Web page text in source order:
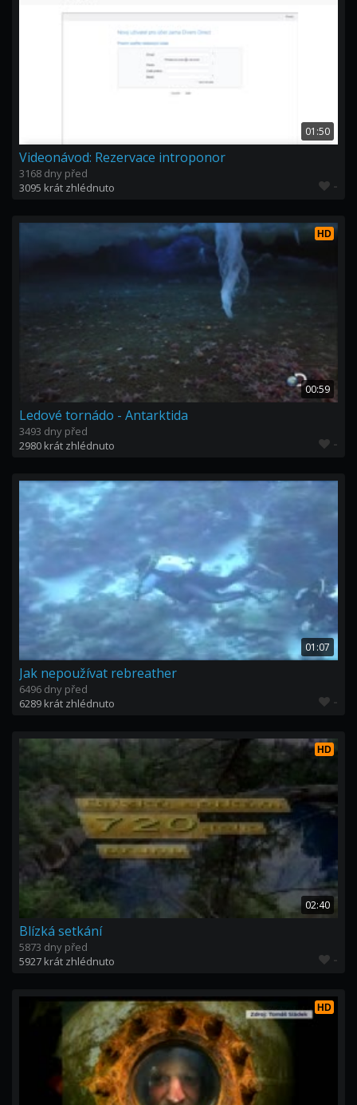
01:50
Videonávod: Rezervace introponor
3168 dny před
3095 krát zhlédnuto
-
HD
00:59
Ledové tornádo - Antarktida
3493 dny před
2980 krát zhlédnuto
-
01:07
Jak nepoužívat rebreather
6496 dny před
6289 krát zhlédnuto
-
HD
02:40
Blízká setkání
5873 dny před
5927 krát zhlédnuto
-
HD